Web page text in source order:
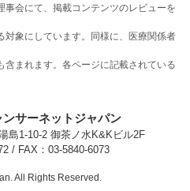
事会にて、掲載コンテンツのレビューを
対象にしています。同様に、医療関係者
まれます。各ページに記載されている
サーネットジャパン
島1-10-2 御茶ノ水K&Kビル2F
/ FAX：03-5840-6073
All Rights Reserved.